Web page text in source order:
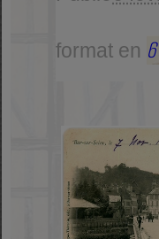
format en